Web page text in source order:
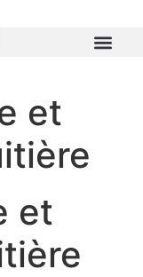
et
et